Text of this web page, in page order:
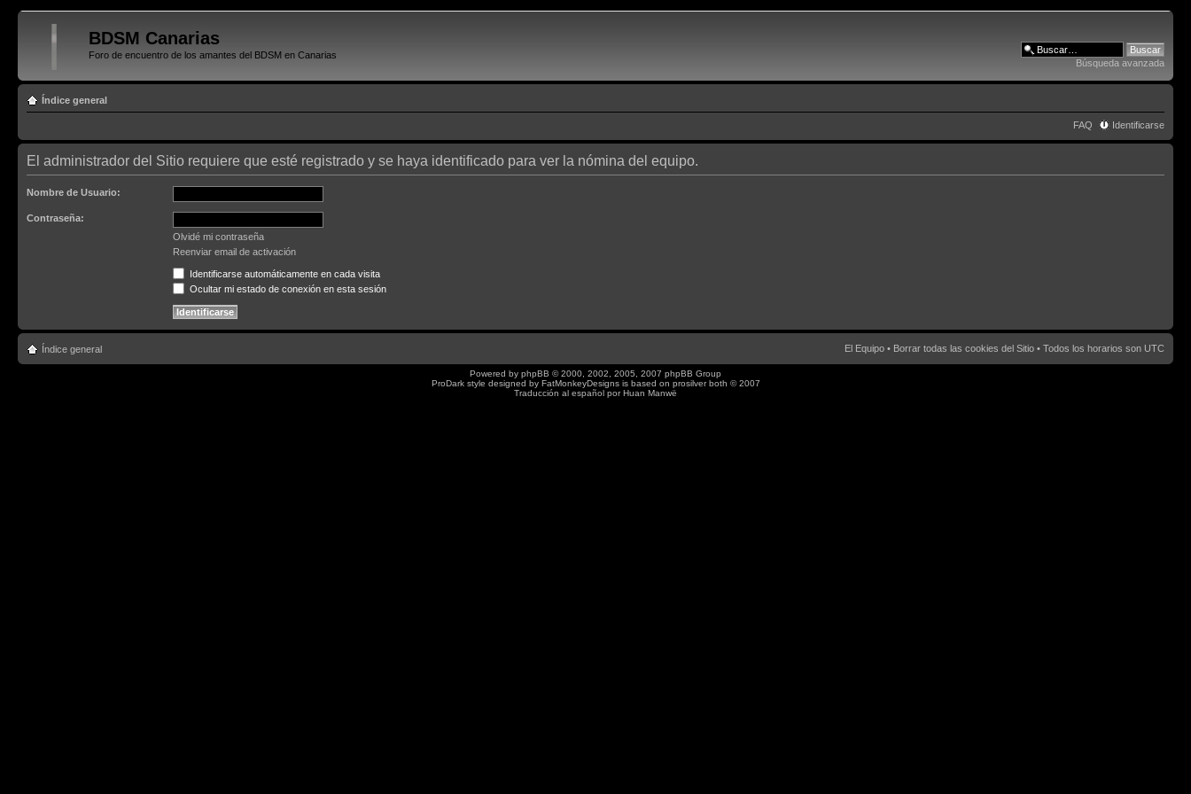
BDSM Canarias
Foro de encuentro de los amantes del BDSM en Canarias
Búsqueda avanzada
Índice general
FAQ Identificarse
El administrador del Sitio requiere que esté registrado y se haya identificado para ver la nómina del equipo.
Nombre de Usuario:
Contraseña:
Olvidé mi contraseña
Reenviar email de activación
Identificarse automáticamente en cada visita
Ocultar mi estado de conexión en esta sesión
Índice general El Equipo • Borrar todas las cookies del Sitio • Todos los horarios son UTC
Powered by phpBB © 2000, 2002, 2005, 2007 phpBB Group
ProDark style designed by FatMonkeyDesignsis based on prosilverboth © 2007
Traducción al español porHuan Manwë